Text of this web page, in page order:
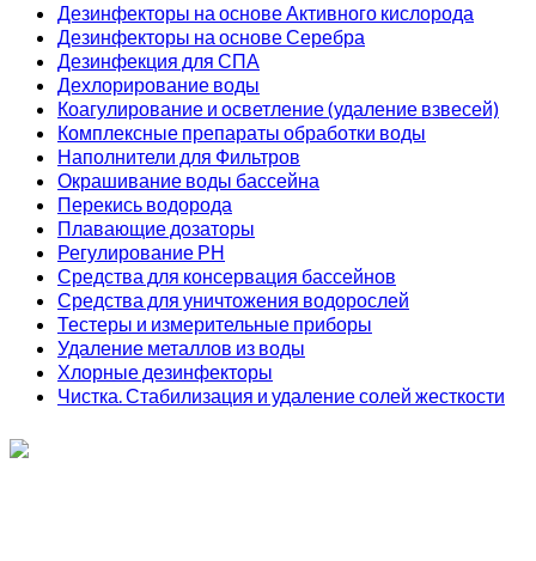
Дезинфекторы на основе Активного кислорода
Дезинфекторы на основе Серебра
Дезинфекция для СПА
Дехлорирование воды
Коагулирование и осветление (удаление взвесей)
Комплексные препараты обработки воды
Наполнители для Фильтров
Окрашивание воды бассейна
Перекись водорода
Плавающие дозаторы
Регулирование РН
Средства для консервация бассейнов
Средства для уничтожения водорослей
Тестеры и измерительные приборы
Удаление металлов из воды
Хлорные дезинфекторы
Чистка. Стабилизация и удаление солей жесткости